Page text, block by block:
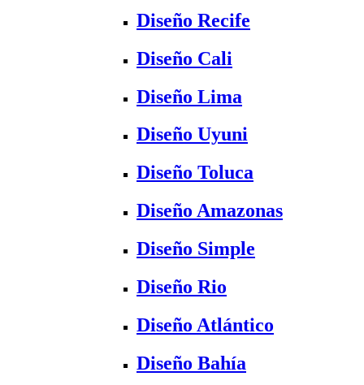
Diseño Recife
Diseño Cali
Diseño Lima
Diseño Uyuni
Diseño Toluca
Diseño Amazonas
Diseño Simple
Diseño Rio
Diseño Atlántico
Diseño Bahía